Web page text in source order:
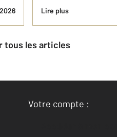
Lire plus
tous les articles
Votre compte :
Accéder à mon